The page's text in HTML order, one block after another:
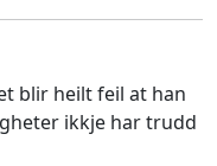
blir heilt feil at han
ikkje har trudd